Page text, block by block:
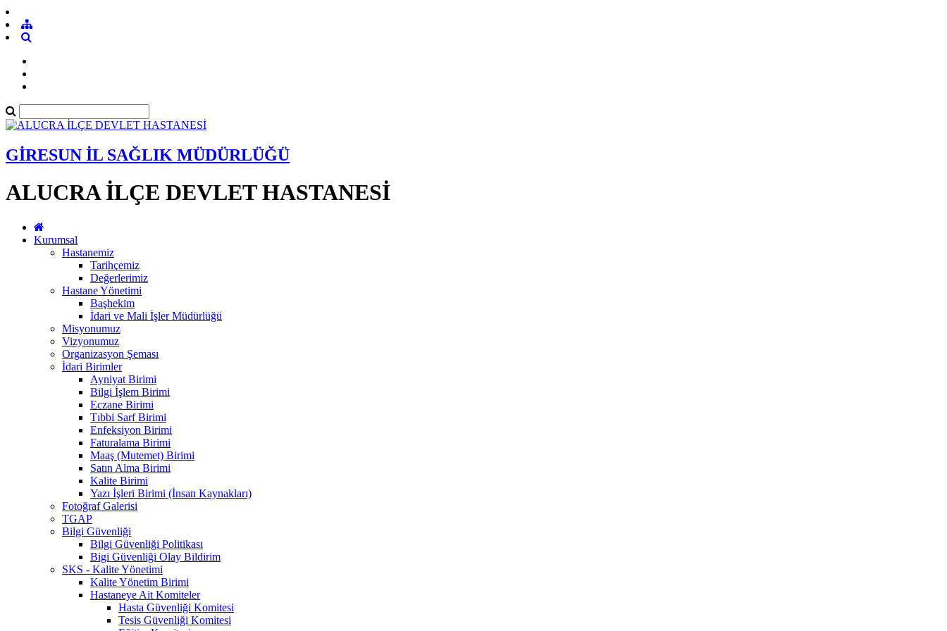
GİRESUN İL SAĞLIK MÜDÜRLÜĞÜ
ALUCRA İLÇE DEVLET HASTANESİ
Kurumsal
Hastanemiz
Tarihçemiz
Değerlerimiz
Hastane Yönetimi
Başhekim
İdari ve Mali İşler Müdürlüğü
Misyonumuz
Vizyonumuz
Organizasyon Şeması
İdari Birimler
Ayniyat Birimi
Bilgi İşlem Birimi
Eczane Birimi
Tıbbi Sarf Birimi
Enfeksiyon Birimi
Faturalama Birimi
Maaş (Mutemet) Birimi
Satın Alma Birimi
Kalite Birimi
Yazı İşleri Birimi (İnsan Kaynakları)
Fotoğraf Galerisi
TGAP
Bilgi Güvenliği
Bilgi Güvenliği Politikası
Bigi Güvenliği Olay Bildirim
SKS - Kalite Yönetimi
Kalite Yönetim Birimi
Hastaneye Ait Komiteler
Hasta Güvenliği Komitesi
Tesis Güvenliği Komitesi